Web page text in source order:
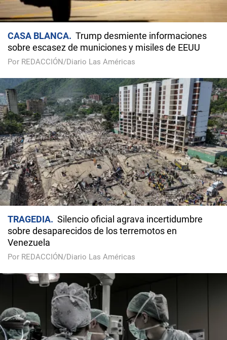
CASA BLANCA
Trump desmiente informaciones
sobre escasez de municiones y misiles de EEUU
Por REDACCIÓN/Diario Las Américas
TRAGEDIA
Silencio oficial agrava incertidumbre
sobre desaparecidos de los terremotos en
Venezuela
Por REDACCIÓN/Diario Las Américas